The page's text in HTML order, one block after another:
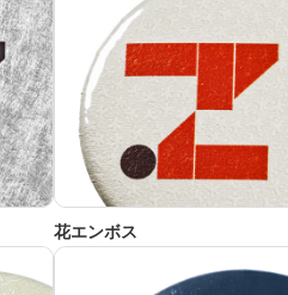
花エンボス